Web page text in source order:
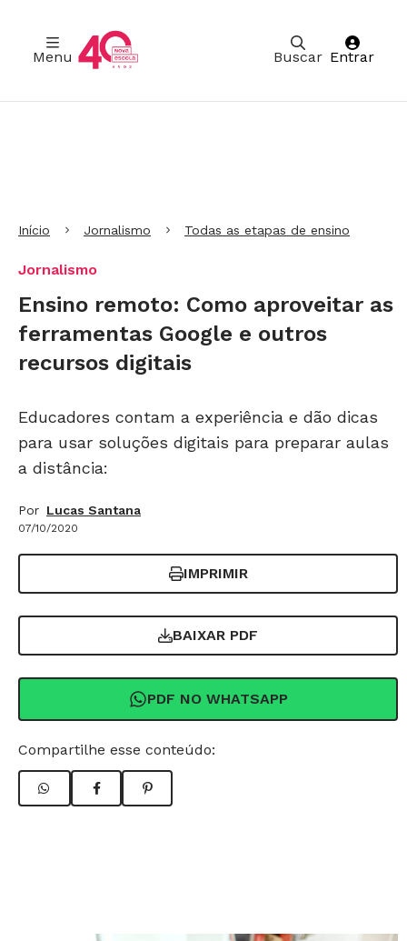
Buscar
Menu Entrar
Início Jornalismo Todas as etapas de ensino
Jornalismo
Ensino remoto: Como aproveitar as
ferramentas Google e outros
recursos digitais
Educadores contam a experiência e dão dicas
para usar soluções digitais para preparar aulas
a distância:
Por Lucas Santana
07/10/2020
IMPRIMIR
BAIXAR PDF
PDF NO WHATSAPP
Compartilhe esse conteúdo: